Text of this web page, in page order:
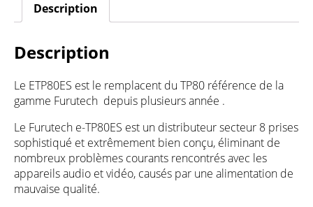
Description
Description
Le ETP80ES est le remplacent du TP80 référence de la
gamme Furutech depuis plusieurs année .
Le Furutech e-TP80ES est un distributeur secteur 8 prises
sophistiqué et extrêmement bien conçu, éliminant de
nombreux problèmes courants rencontrés avec les
appareils audio et vidéo, causés par une alimentation de
mauvaise qualité.